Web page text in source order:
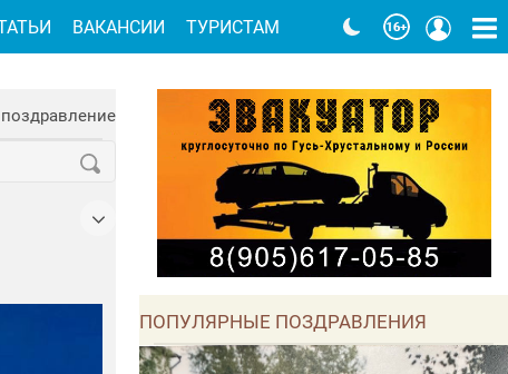
ПОПУЛЯРНЫЕ ПОЗДРАВЛЕНИЯ
ВАКАНСИИ ТУРИСТАМ